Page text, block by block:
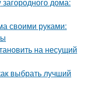
своими руками:
на несущий
выбрать лучший